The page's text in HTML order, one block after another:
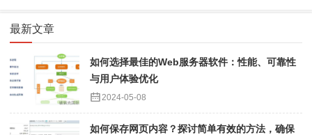
最新文章
如何选择最佳的Web服务器软件：性能、可靠性
与用户体验优化
2024-05-08
如何保存网页内容？探讨简单有效的方法，确保